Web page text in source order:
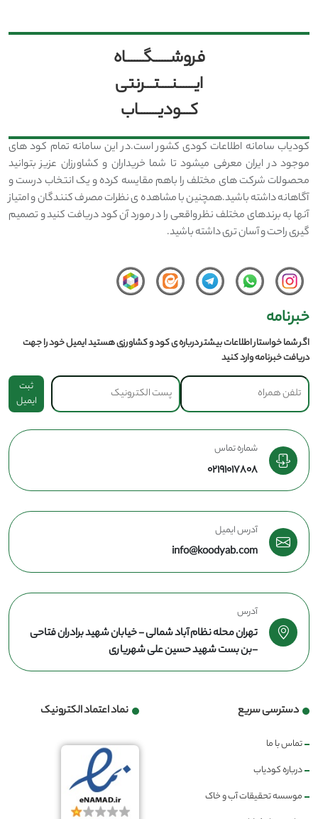
فروشــــــگــــــاه
ایــــــنــــتـــرنتی
کـــودیـــــــاب
کودیاب سامانه اطلاعات کودی کشور است.در این سامانه تمام کود های
موجود در ایران معرفی میشود تا شما خریداران و کشاورزان عزیز بتوانید
محصولات شرکت های مختلف را باهم مقایسه کرده و یک انتخاب درست و
آگاهانه داشته باشید.همچنین با مشاهده ی نظرات مصرف کنندگان و امتیاز
آنها به برندهای مختلف نظر واقعی را در مورد آن کود دریافت کنید و تصمیم
گیری راحت و آسان تری داشته باشید.
خبرنامه
اگر شما خواستار اطلاعات بیشتر درباره ی کود و کشاورزی هستید ایمیل خود را جهت
دریافت خبرنامه وارد کنید
ثبت
ایمیل
شماره تماس
02191017808
آدرس ایمیل
info@koodyab.com
آدرس
تهران محله نظام آباد شمالی - خیابان شهید برادران فتاحی
-بن بست شهید حسین علی شهریاری
دسترسی سریع
تماس با ما
درباره کودیاب
موسسه تحقیقات آب و خاک
نماد اعتماد الکترونیک